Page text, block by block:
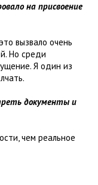
на присвоение
вызвало очень
Но среди
Я один из
документы и
чем реальное